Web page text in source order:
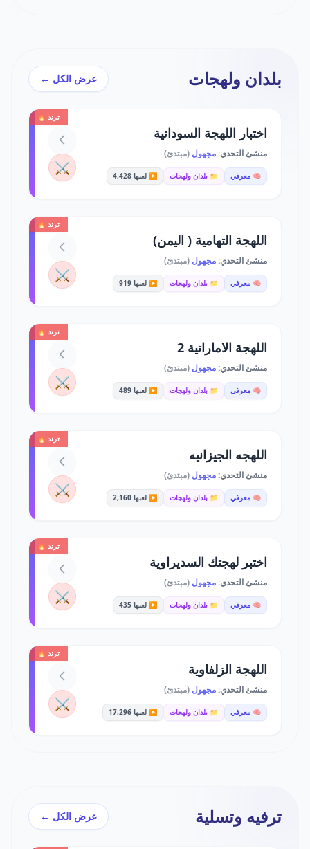
بلدان ولهجات عرض الكل ←
ترند 🔥
اختبار اللهجة السودانية
منشئ التحدي:مجهول (مبتدئ)
🧠 معرفي 📁 بلدان ولهجات ▶️ لعبها 4,428 ⚔️
ترند 🔥
اللهجة التهامية ( اليمن)
منشئ التحدي:مجهول (مبتدئ)
🧠 معرفي 📁 بلدان ولهجات ▶️ لعبها 919 ⚔️
ترند 🔥
اللهجة الاماراتية 2
منشئ التحدي:مجهول (مبتدئ)
🧠 معرفي 📁 بلدان ولهجات ▶️ لعبها 489 ⚔️
ترند 🔥
اللهجه الجيزانيه
منشئ التحدي:مجهول (مبتدئ)
🧠 معرفي 📁 بلدان ولهجات ▶️ لعبها 2,160 ⚔️
ترند 🔥
اختبر لهجتك السديراوية
منشئ التحدي:مجهول (مبتدئ)
🧠 معرفي 📁 بلدان ولهجات ▶️ لعبها 435 ⚔️
ترند 🔥
اللهجة الزلفاوية
منشئ التحدي:مجهول (مبتدئ)
🧠 معرفي 📁 بلدان ولهجات ▶️ لعبها 17,296 ⚔️
ترفيه وتسلية عرض الكل ←